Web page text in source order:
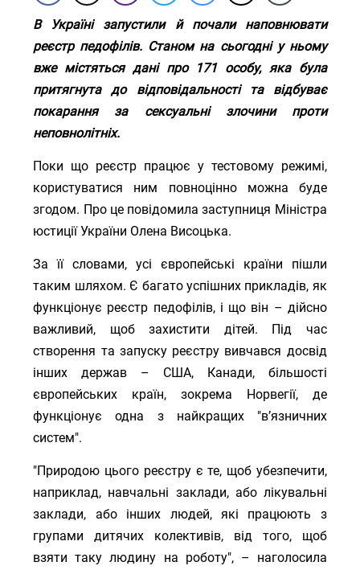
В Україні запустили й почали наповнювати
реєстр педофілів. Станом на сьогодні у ньому
вже містяться дані про 171 особу, яка була
притягнута до відповідальності та відбуває
покарання за сексуальні злочини проти
неповнолітніх.
Поки що реєстр працює у тестовому режимі,
користуватися ним повноцінно можна буде
згодом. Про це повідомила заступниця Міністра
юстиції України Олена Висоцька.
За її словами, усі європейські країни пішли
таким шляхом. Є багато успішних прикладів, як
функціонує реєстр педофілів, і що він – дійсно
важливий, щоб захистити дітей. Під час
створення та запуску реєстру вивчався досвід
інших держав – США, Канади, більшості
європейських країн, зокрема Норвегії, де
функціонує одна з найкращих "в’язничних
систем".
"Природою цього реєстру є те, щоб убезпечити,
наприклад, навчальні заклади, або лікувальні
заклади, або інших людей, які працюють з
групами дитячих колективів, від того, щоб
взяти таку людину на роботу", – наголосила